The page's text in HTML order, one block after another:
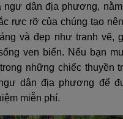
ngư dân địa phương,
rực rỡ của chúng tạo
và đẹp như tranh vẽ,
ven biển. Nếu bạn
những chiếc thuyền
dân địa phương để
miễn phí.